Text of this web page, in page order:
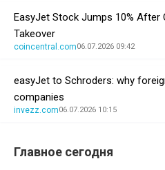
EasyJet Stock Jumps 10% After
Takeover
coincentral.com06.07.2026 09:42
easyJet to Schroders: why
companies
invezz.com06.07.2026 10:15
Главное сегодня